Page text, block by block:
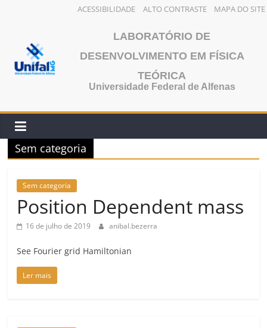
ACESSIBILIDADE ALTO CONTRASTE MAPA DO SITE
conteúdo
LABORATÓRIO DE
DESENVOLVIMENTO EM FÍSICA
TEÓRICA
Universidade Federal de Alfenas
Sem categoria
Sem categoria
Position Dependent mass
16 de julho de 2019 anibal.bezerra
See Fourier grid Hamiltonian
Ler mais